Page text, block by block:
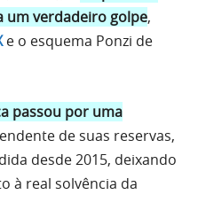
um verdadeiro golpe,
e o esquema Ponzi de
passou por uma
de suas reservas,
desde 2015, deixando
à real solvência da